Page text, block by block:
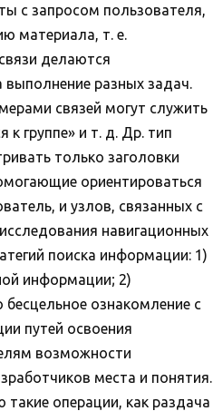
с запросом пользователя,
материала, т. е.
делаются
разных задач.
связей могут служить
к группе» и т. д. Др. тип
только заголовки
ориентироваться
и узлов, связанных с
навигационных
поиска информации: 1)
информации; 2)
ознакомление с
путей освоения
возможности
места и понятия.
операции, как раздача